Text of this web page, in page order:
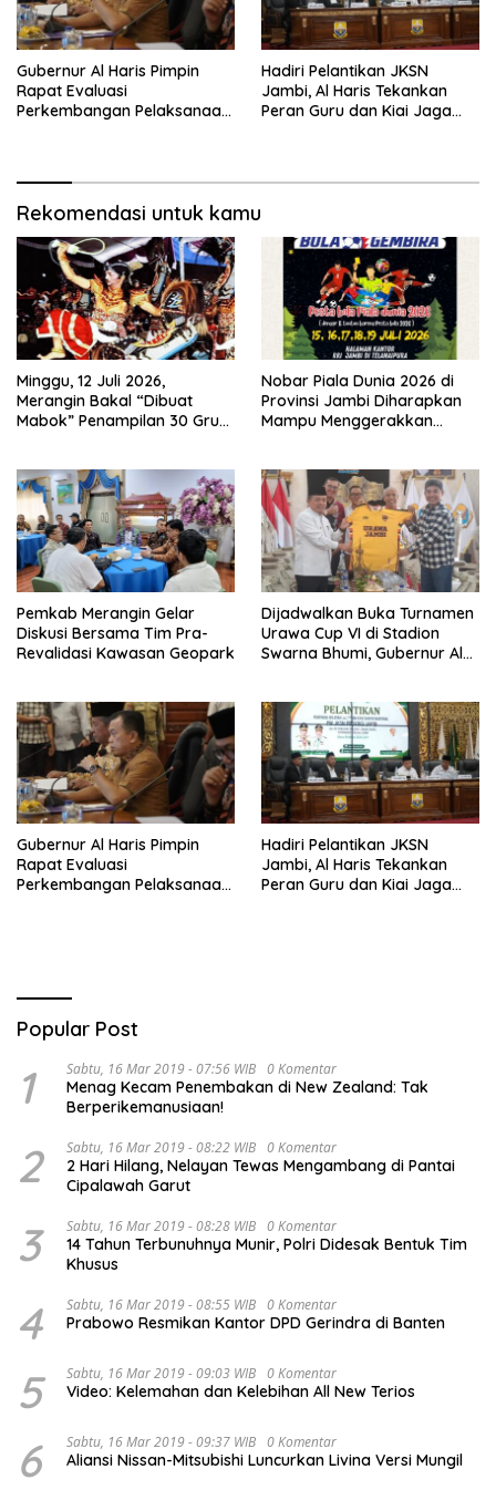
Gubernur Al Haris Pimpin
Rapat Evaluasi
Perkembangan Pelaksanaan
Hadiri Pelantikan JKSN
Jambi, Al Haris Tekankan
Peran Guru dan Kiai Jaga
Rekomendasi untuk kamu
Minggu, 12 Juli 2026,
Merangin Bakal “Dibuat
Mabok” Penampilan 30 Grup
Nobar Piala Dunia 2026 di
Provinsi Jambi Diharapkan
Mampu Menggerakkan
Pemkab Merangin Gelar
Diskusi Bersama Tim Pra-
Revalidasi Kawasan Geopark
Dijadwalkan Buka Turnamen
Urawa Cup VI di Stadion
Swarna Bhumi, Gubernur Al
Gubernur Al Haris Pimpin
Rapat Evaluasi
Perkembangan Pelaksanaan
Hadiri Pelantikan JKSN
Jambi, Al Haris Tekankan
Peran Guru dan Kiai Jaga
Popular Post
1 Sabtu, 16 Mar 2019 - 07:56 WIB 0 Komentar
Menag Kecam Penembakan di New Zealand: Tak
Berperikemanusiaan!
2 Sabtu, 16 Mar 2019 - 08:22 WIB 0 Komentar
2 Hari Hilang, Nelayan Tewas Mengambang di Pantai
Cipalawah Garut
3 Sabtu, 16 Mar 2019 - 08:28 WIB 0 Komentar
14 Tahun Terbunuhnya Munir, Polri Didesak Bentuk Tim
Khusus
4 Sabtu, 16 Mar 2019 - 08:55 WIB 0 Komentar
Prabowo Resmikan Kantor DPD Gerindra di Banten
5 Sabtu, 16 Mar 2019 - 09:03 WIB 0 Komentar
Video: Kelemahan dan Kelebihan All New Terios
6 Sabtu, 16 Mar 2019 - 09:37 WIB 0 Komentar
Aliansi Nissan-Mitsubishi Luncurkan Livina Versi Mungil